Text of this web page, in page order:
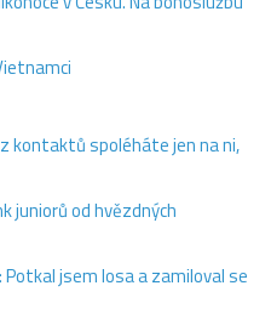
kontaktů spoléháte jen na ni,
juniorů od hvězdných
Potkal jsem losa a zamiloval se